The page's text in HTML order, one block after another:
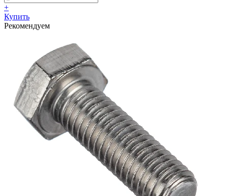
+
Купить
Рекомендуем